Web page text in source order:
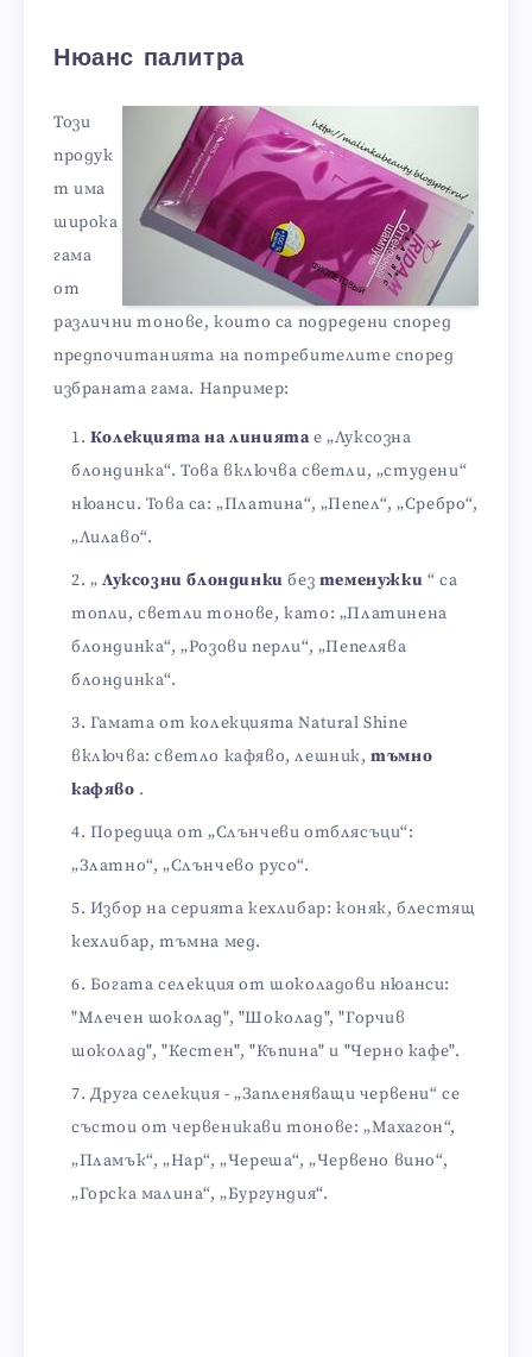
Нюанс палитра
Този
продук
т има
широка
гама
от
различни тонове, които са подредени според
предпочитанията на потребителите според
избраната гама. Например:
Колекцията на линиятае „Луксозна
блондинка“. Това включва светли, „студени“
нюанси. Това са: „Платина“, „Пепел“, „Сребро“,
„Лилаво“.
„Луксозни блондинки без теменужки “ са
топли, светли тонове, като: „Платинена
блондинка“, „Розови перли“, „Пепелява
блондинка“.
Гамата от колекцията Natural Shine
включва: светло кафяво, лешник,тъмно
кафяво .
Поредица от „Слънчеви отблясъци“:
„Златно“, „Слънчево русо“.
Избор на серията кехлибар: коняк, блестящ
кехлибар, тъмна мед.
Богата селекция от шоколадови нюанси:
"Млечен шоколад", "Шоколад", "Горчив
шоколад", "Кестен", "Къпина" и "Черно кафе".
Друга селекция - „Запленяващи червени“ се
състои от червеникави тонове: „Махагон“,
„Пламък“, „Нар“, „Череша“, „Червено вино“,
„Горска малина“, „Бургундия“.